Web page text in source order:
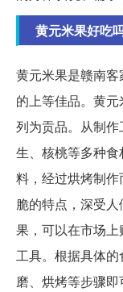
黄元米果好吃
黄元米果是赣南
的上等佳品。黄
列为贡品。从制
生、核桃等多种
料，经过烘烤制
脆的特点，深受
果，可以在市场
工具。根据具体
磨、烘烤等步骤